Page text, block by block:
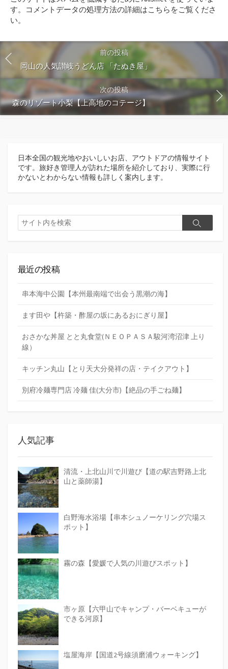
る
す。
コメントデータの処理方法の詳細はこちらをご覧くださ
い。
前の投稿
岡山の人気讃岐うどん店 「たぬき屋」
次の投稿
森のリゾート小梨【上高地のコテージ】
日本全国の観光地やおいしいお店、アウトドアの情報サイト
です。旅好き管理人が訪れた場所を紹介しており、実際に行
かないとわからない情報も詳しく案内します。
検
索
検
最近の投稿
串本海中公園【本州最南端で出会う黒潮の海】
ます田や【杵築・酢屋の坂にあるおにぎり屋】
おさかな丼屋 とと丸食堂(ＮＥＯＰＡＳＡ駿河湾沼津 上り
線）
キッチン丸山【とり天大分発祥の店・テイクアウト】
別府冷麺専門店 冷麺 佳(大分市)【絶品の手ごね麺】
人気記事
清流・上北山川で川遊び【道の駅吉野路上北
山と薬師湯】
白野海水浴場【串本シュノーケリング穴場ス
ポット】
霧の森【愛媛で人気の川遊びスポット】
市ヶ原【六甲山でキャンプ・バーベキューが
できる河原】
塩屋海岸【国道2号線須磨浦ウォーキング】